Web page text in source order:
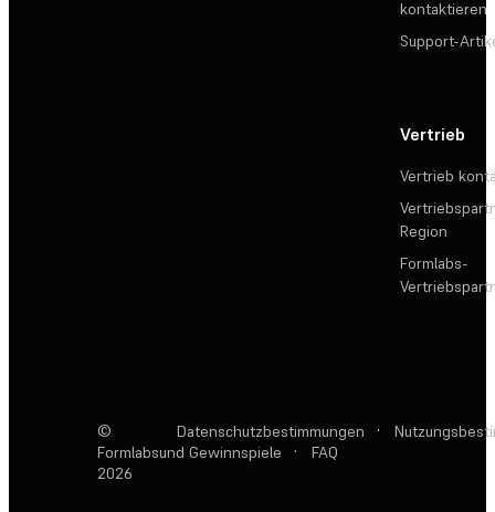
kontaktieren
Support-
Vertrieb
Vertrieb
Region
Formlabs-
©
Formlabs
2026
Datenschutzbestimmungen ·
und Gewinnspiele
· FAQ